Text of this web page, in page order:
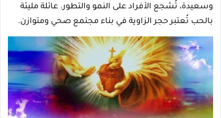
وسعيدة، تُشجع الأفراد على النمو والتطور. عائلة مليئة
بالحب تُعتبر حجر الزاوية في بناء مجتمع صحي ومتوازن.